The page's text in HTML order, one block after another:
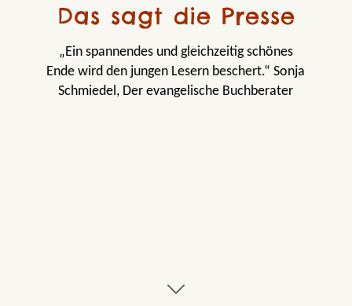
Das sagt die Presse
„Ein spannendes und gleichzeitig schönes
Ende wird den jungen Lesern beschert.“ Sonja
Schmiedel, Der evangelische Buchberater